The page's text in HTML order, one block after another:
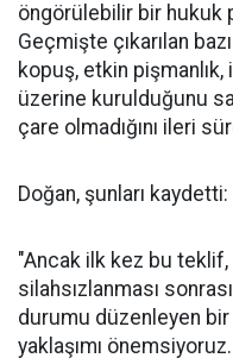
öngörülebilir bir hukuk
Geçmişte çıkarılan
kopuş, etkin pişmanlık,
üzerine kurulduğunu
çare olmadığını ileri
Doğan, şunları kaydetti:
"Ancak ilk kez bu
silahsızlanması
durumu düzenleyen
yaklaşımı